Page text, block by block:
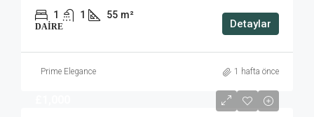
1 1 55 m²
DAIRE Detaylar
Prime Elegance 1 hafta önce